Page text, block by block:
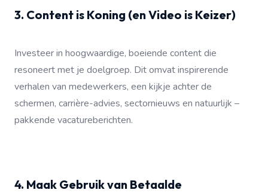
3. Content is Koning (en Video is Keizer)
Investeer in hoogwaardige, boeiende content die
resoneert met je doelgroep. Dit omvat inspirerende
verhalen van medewerkers, een kijkje achter de
schermen, carrière-advies, sectornieuws en natuurlijk –
pakkende vacatureberichten.
4. Maak Gebruik van Betaalde